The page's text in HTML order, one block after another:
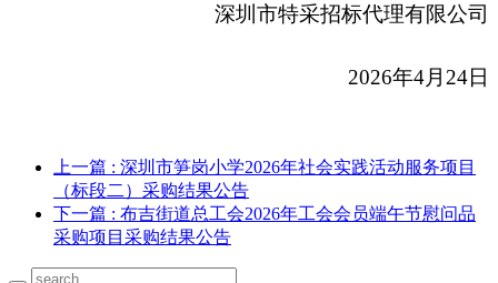
深圳市特采招标代理有限公司
2026年4月24日
上一篇 : 深圳市笋岗小学2026年社会实践活动服务项目
（标段二）采购结果公告
下一篇 : 布吉街道总工会2026年工会会员端午节慰问品
采购项目采购结果公告